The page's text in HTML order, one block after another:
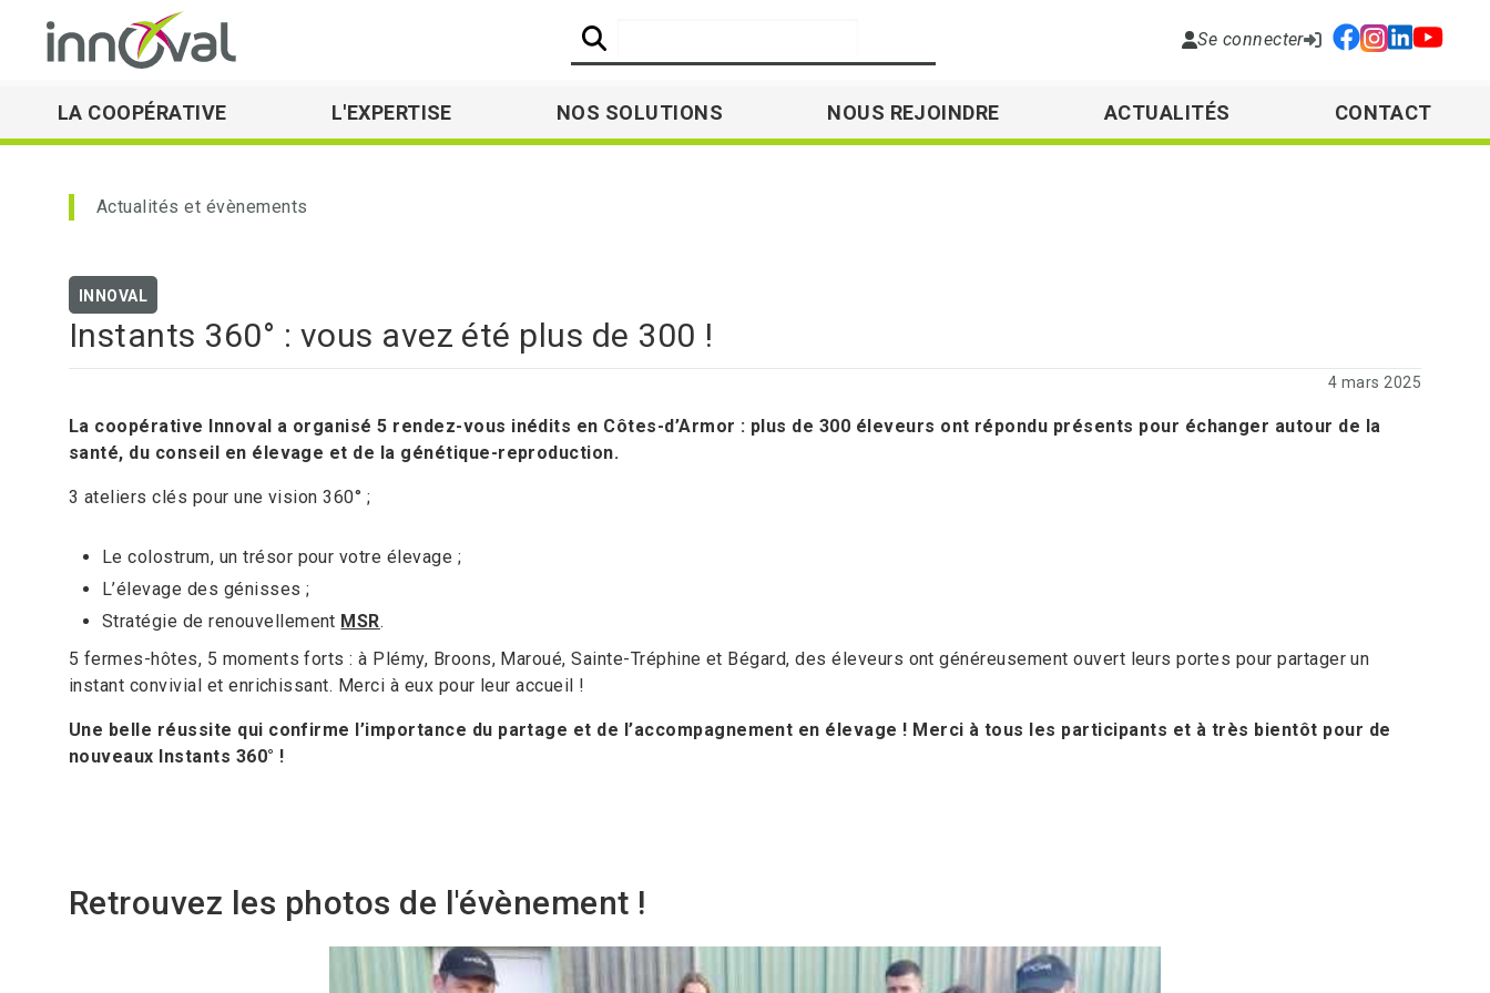
Skip to main navigation
Se connecter
LA COOPÉRATIVE L'EXPERTISE NOS SOLUTIONS NOUS REJOINDRE ACTUALITÉS CONTACT
Actualités et évènements
INNOVAL
Instants 360° : vous avez été plus de 300 !
4 mars 2025
La coopérative Innoval a organisé 5 rendez-vous inédits en Côtes-d’Armor : plus de 300 éleveurs ont répondu présents pour échanger autour de la
santé, du conseil en élevage et de la génétique-reproduction.
3 ateliers clés pour une vision 360° ;
Le colostrum, un trésor pour votre élevage ;
L’élevage des génisses ;
Stratégie de renouvellement MSR.
5 fermes-hôtes, 5 moments forts : à Plémy, Broons, Maroué, Sainte-Tréphine et Bégard, des éleveurs ont généreusement ouvert leurs portes pour partager un
instant convivial et enrichissant. Merci à eux pour leur accueil !
Une belle réussite qui confirme l’importance du partage et de l’accompagnement en élevage ! Merci à tous les participants et à très bientôt pour de
nouveaux Instants 360° !
Retrouvez les photos de l'évènement !